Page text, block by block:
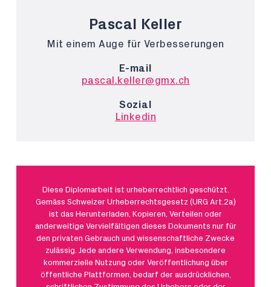
Pascal Keller
Mit einem Auge für Verbesserungen
E-mail
pascal.keller@gmx.ch
Sozial
Linkedin
Diese Diplomarbeit ist urheberrechtlich geschützt.
Gemäss Schweizer Urheberrechtsgesetz (URG Art.2a)
ist das Herunterladen, Kopieren, Verteilen oder
anderweitige Vervielfältigen dieses Dokuments nur für
den privaten Gebrauch und wissenschaftliche Zwecke
zulässig. Jede andere Verwendung, insbesondere
kommerzielle Nutzung oder Veröffentlichung über
öffentliche Plattformen, bedarf der ausdrücklichen,